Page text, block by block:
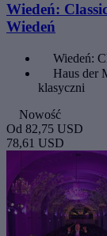
Wiedeń:
Wiedeń
Wiedeń:
Haus der
klasyczni
Nowość
Od 82,75 USD
78,61 USD